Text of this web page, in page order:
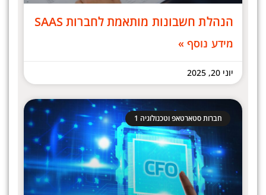
הנהלת חשבונות מותאמת לחברות SAAS
מידע נוסף »
יוני 20, 2025
חברות סטארטאפ וטכנולוגיה 1